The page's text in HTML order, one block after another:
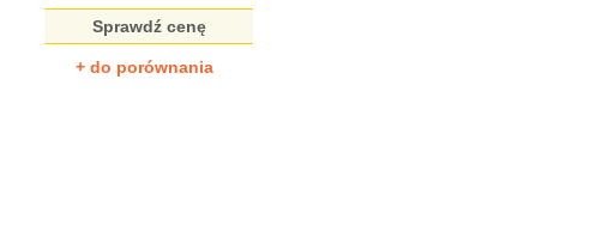
Sprawdź cenę
+ do porównania